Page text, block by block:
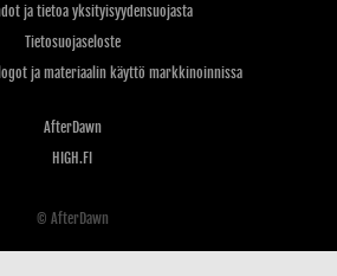
ja tietoa yksityisyydensuojasta
Tietosuojaseloste
ja materiaalin käyttö markkinoinnissa
AfterDawn
HIGH.FI
© AfterDawn